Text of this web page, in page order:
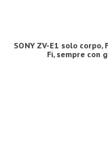
SONY ZV-E1 solo
Fi, sempre con